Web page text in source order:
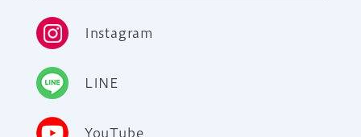
Instagram
LINE
YouTube